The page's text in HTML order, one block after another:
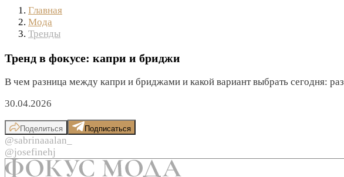
Главная
Мода
Тренды
Тренд в фокусе: капри и бриджи
В чем разница между капри и бриджами и какой вариант выбрать сегодня:
30.04.2026
Поделиться Подписаться
@sabrinaaalan_
@josefinehj